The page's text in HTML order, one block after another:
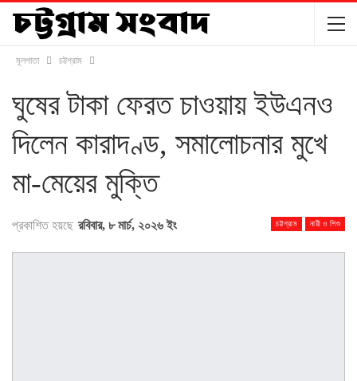
মূলপাতা চট্টগ্রাম
ঘুষের টাকা ফেরত চাওয়ায় ইউএনও
দিলেন কারাদণ্ড, সমালোচনার মুখে
মা-মেয়ের মুক্তি
চট্টগ্রাম নারী ও শিশু
প্রকাশিত হয়ছে রবিবার, ৮ মার্চ, ২০২৬ ইং